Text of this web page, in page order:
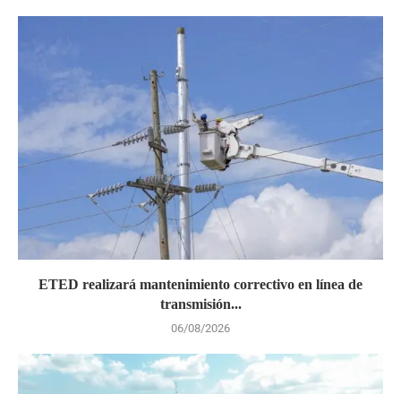
ETED realizará mantenimiento correctivo en línea de
transmisión...
06/08/2026